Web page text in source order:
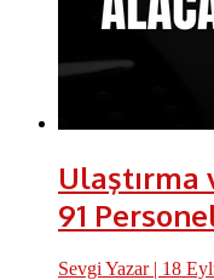
Ulaştırma
91
Sevgi Yazar| 18